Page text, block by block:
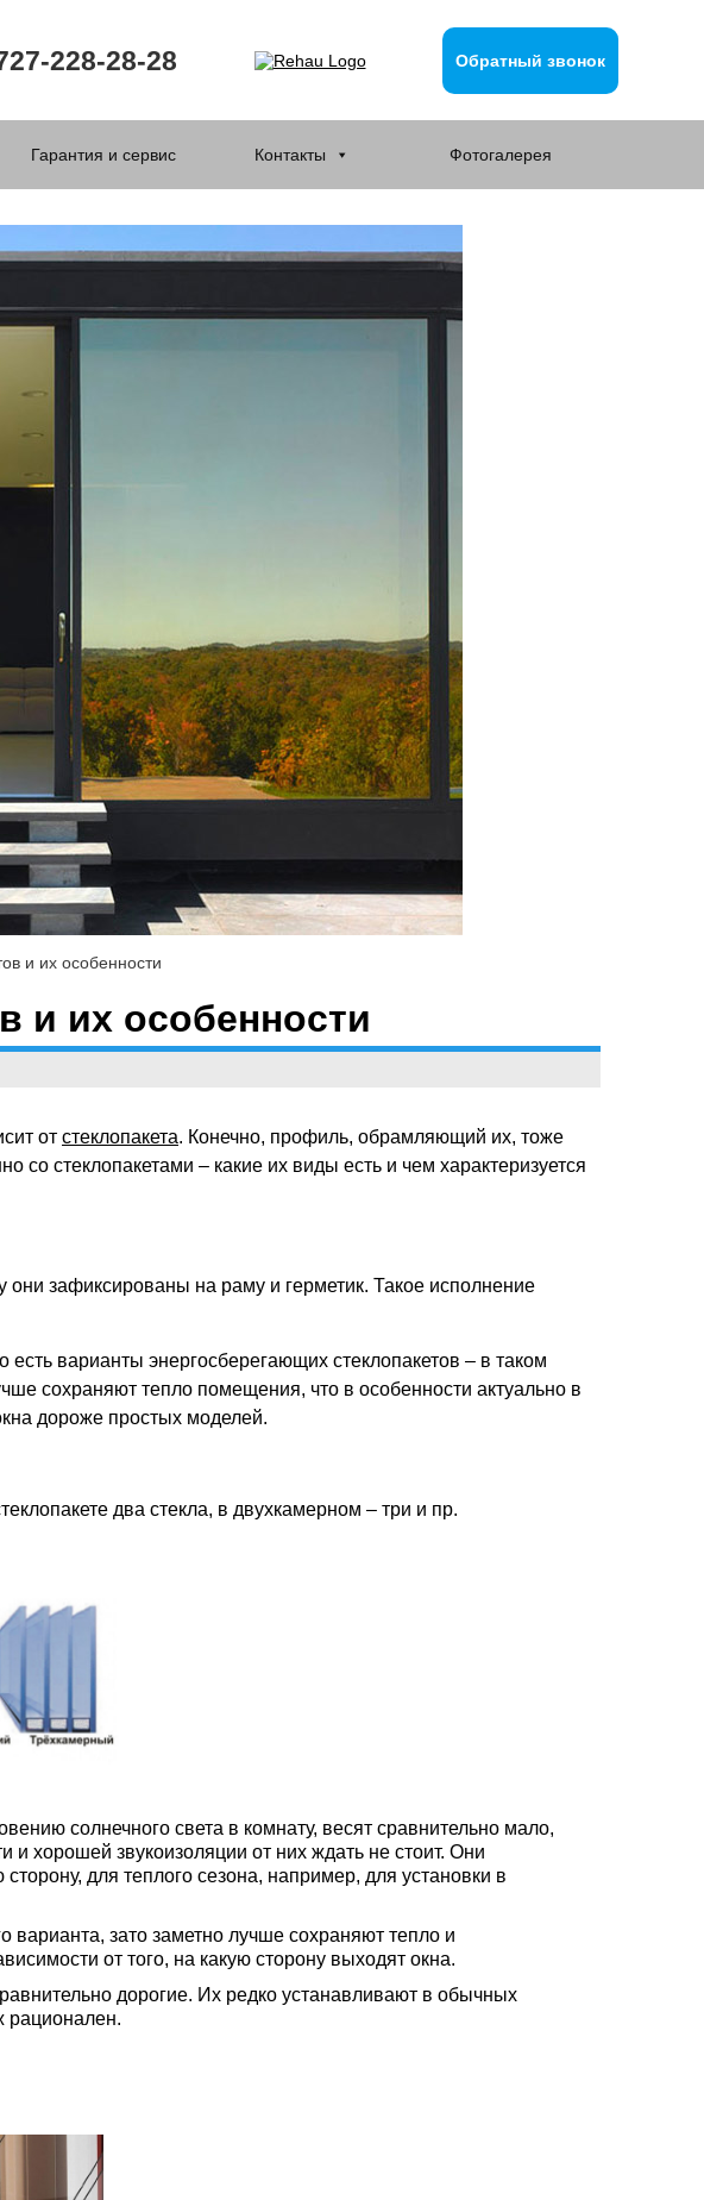
228-28-28 Обратный звонок
Гарантия и сервис Контакты Фотогалерея
и их особенности
и их особенности
от стеклопакета. Конечно, профиль, обрамляющий их, тоже
со стеклопакетами – какие их виды есть и чем характеризуется
они зафиксированы на раму и герметик. Такое исполнение
варианты энергосберегающих стеклопакетов – в таком
сохраняют тепло помещения, что в особенности актуально в
дороже простых моделей.
два стекла, в двухкамерном – три и пр.
солнечного света в комнату, весят сравнительно мало,
и хорошей звукоизоляции от них ждать не стоит. Они
для теплого сезона, например, для установки в
зато заметно лучше сохраняют тепло и
от того, на какую сторону выходят окна.
дорогие. Их редко устанавливают в обычных
рационален.